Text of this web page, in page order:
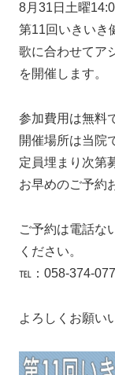
8月31日土曜
第11回いきいき
歌に合わせてア
を開催します。
参加費用は無料
開催場所は当院
定員埋まり次第
お早めのご予約
ご予約は電話な
ください。
℡：058-374-
よろしくお願い